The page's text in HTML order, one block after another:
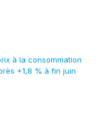
à la consommation
+1,8 % à fin juin